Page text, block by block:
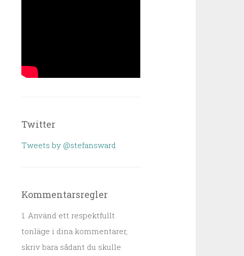
Twitter
Tweets by @stefansward
Kommentarsregler
1. Använd ett respektfullt
tonläge i dina kommentarer,
skriv bara sådant du skulle